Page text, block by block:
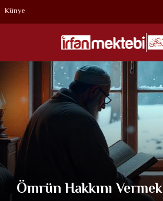
Künye
Ömrün Hakkını Vermek